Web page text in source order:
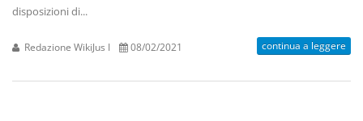
disposizioni di...
Redazione WikiJus I 08/02/2021 continua a leggere